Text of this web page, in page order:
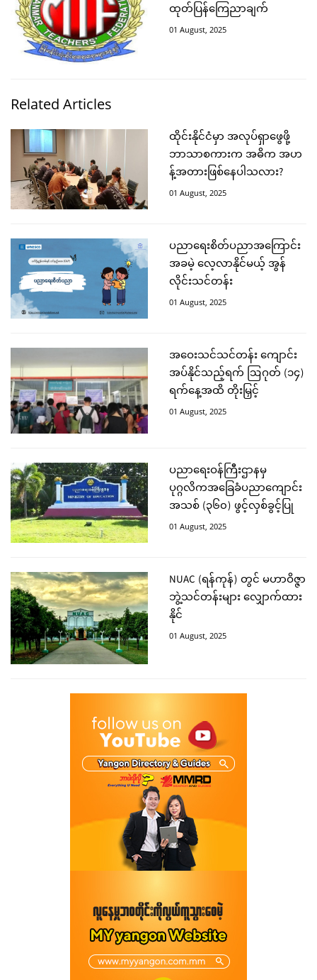
ထုတ်ပြန်ကြေညာချက်
01 August, 2025
Related Articles
ထိုင်းနိုင်ငံမှာ အလုပ်ရှာဖွေဖို့
ဘာသာစကားက အဓိက အဟ
န့်အတားဖြစ်နေပါသလား?
01 August, 2025
ပညာရေးစိတ်ပညာအကြောင်း
အခမဲ့ လေ့လာနိုင်မယ့် အွန်
လိုင်းသင်တန်း
01 August, 2025
အဝေးသင်သင်တန်း ကျောင်း
အပ်နိုင်သည့်ရက် ဩဂုတ် (၁၄)
ရက်နေ့အထိ တိုးမြှင့်
01 August, 2025
ပညာရေးဝန်ကြီးဌာနမှ
ပုဂ္ဂလိကအခြေခံပညာကျောင်း
အသစ် (၃၆၀) ဖွင့်လှစ်ခွင့်ပြု
01 August, 2025
NUAC (ရန်ကုန်) တွင် မဟာဝိဇ္ဇာ
ဘွဲ့သင်တန်းများ လျှောက်ထား
နိုင်
01 August, 2025